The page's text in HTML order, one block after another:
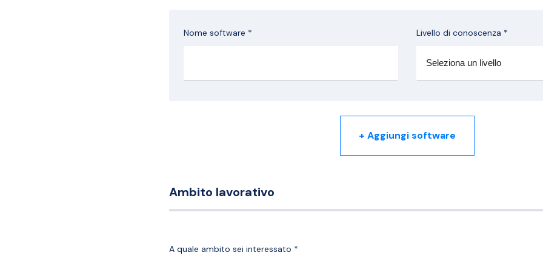
Nome software * Livello di conoscenza *
+ Aggiungi software
Ambito lavorativo
A quale ambito sei interessato *